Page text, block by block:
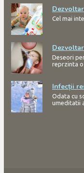
Cel mai
Deseori
reprzinta
Infecții
Odata cu
umeditatii